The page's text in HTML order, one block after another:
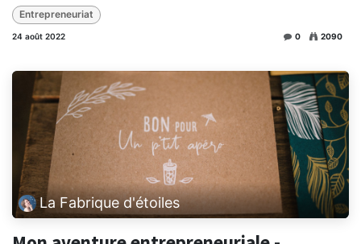
Entrepreneuriat
24 août 2022 0 2090
La Fabrique d'étoiles